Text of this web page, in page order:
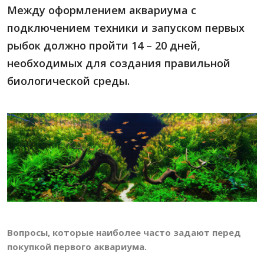
Между оформлением аквариума с
подключением техники и запуском первых
рыбок должно пройти 14 – 20 дней,
необходимых для создания правильной
биологической среды.
Вопросы, которые наиболее часто задают перед
покупкой первого аквариума.